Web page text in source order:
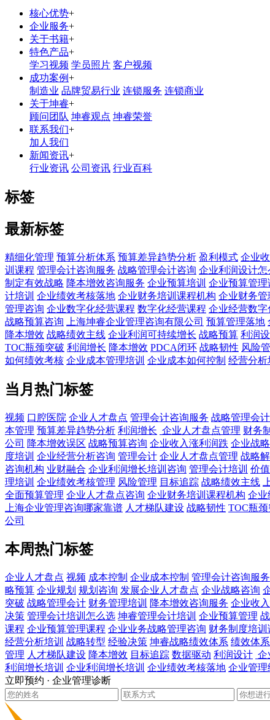
核心优势+
企业服务+
关于书籍+
特色产品+
学习视频 学员照片 客户视频
成功案例+
制造业 品牌贸易行业 连锁服务 连锁商业
关于坤睿+
顾问团队 坤睿观点 坤睿荣誉
联系我们+
加人我们
新闻资讯+
行业资讯 公司资讯 行业百科
标签
最新标签
精细化管理 预算分析体系 预算差异趋势分析 盈利模式 企业
训课程 管理会计咨询服务 战略管理会计咨询 企业利润设计怎
制定有效战略 降本增效咨询服务 企业预算培训 企业预算管理
计培训 企业绩效考核落地 企业财务培训课程机构 企业财务管
管理咨询 企业数字化经营课程 数字化经营课程 企业经营数字
战略预算咨询
上海坤睿企业管理咨询有限公司 预算管理落地
降本增效 战略绩效主线 企业利润可持续增长 战略预算 利润
TOC瓶颈突破 利润增长 降本增效 PDCA闭环 战略韧性 风险
如何绩效考核 企业成本管理培训 企业成本如何控制 经营分析
当月热门标签
视频 口腔医院 企业人才盘点 管理会计咨询服务 战略管理会
本管理 预算差异趋势分析 利润增长 企业人才盘点管理 财务
公司 降本增效误区 战略预算咨询 企业收入涨利润跌 企业战
度培训 企业经营分析咨询 管理会计 企业人才盘点管理 战略
咨询机构 业财融合 企业利润增长培训咨询 管理会计培训 价
理培训 企业绩效考核管理 风险管理 目标追踪 战略绩效主线
全面预算管理 企业人才盘点咨询 企业财务培训课程机构 企业
上海企业管理咨询哪家靠谱 人才梯队建设 战略韧性 TOC瓶颈
公司
本周热门标签
企业人才盘点 视频 成本控制 企业成本控制 管理会计咨询服务
略预算 企业规划 规划咨询 发展企业人才盘点 企业战略咨询
突破 战略管理会计 财务管理培训 降本增效咨询服务 企业收
决策 管理会计培训怎么选 坤睿管理会计培训 企业预算管理
课程 企业预算管理课程 企业业务战略管理咨询 财务制度培训
经营分析培训 战略转型 经验决策 坤睿战略绩效体系 绩效体系
管理 人才梯队建设 降本增效 目标追踪 数据驱动 利润设计 企
利润增长培训 企业利润增长培训 企业绩效考核落地 企业管理
立即预约 · 企业管理诊断